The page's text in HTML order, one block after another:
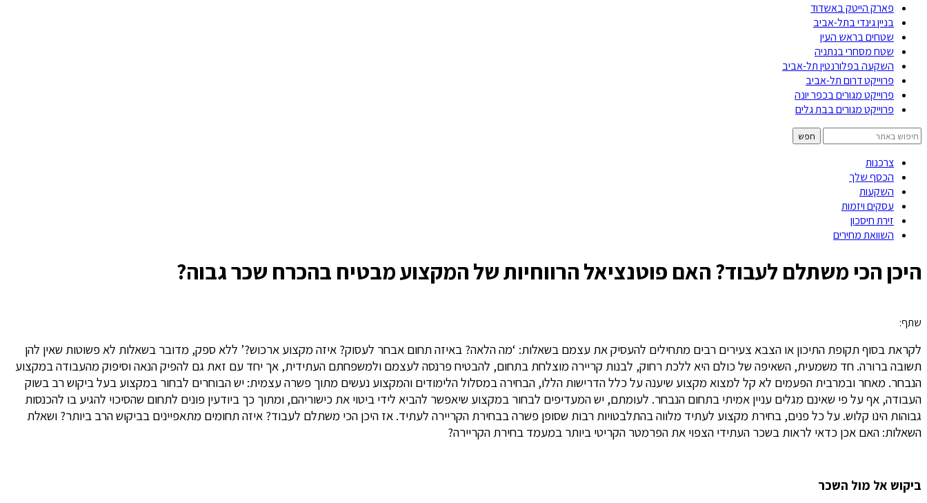
פארק הייטק באשדוד
בניין גינדי בתל-אביב
שטחים בראש העין
שטח מסחרי בנתניה
השקעה בפלורנטין תל-אביב
פרוייקט דרום תל-אביב
פרוייקט מגורים בכפר יונה
פרוייקט מגורים בבת גלים
צרכנות
הכסף שלך
השקעות
עסקים ויזמות
זירת חיסכון
השוואת מחירים
היכן הכי משתלם לעבוד? האם פוטנציאל הרווחיות של המקצוע מבטיח בהכרח שכר גבוה?
שתף:
לקראת בסוף תקופת התיכון או הצבא צעירים רבים מתחילים להעסיק את עצמם בשאלות: ‘מה הלאה? באיזה תחום אבחר לעסוק? איזה מקצוע ארכוש?’ ללא ספק, מדובר בשאלות לא פשוטות שאין להן
תשובה ברורה. חד משמעית, השאיפה של כולם היא ללכת רחוק, לבנות קריירה מוצלחת בתחום, להבטיח פרנסה לעצמם ולמשפחתם העתידית, אך יחד עם זאת גם להפיק הנאה וסיפוק מהעבודה במקצוע
הנבחר. מאחר ובמרבית הפעמים לא קל למצוא מקצוע שיענה על כלל הדרישות הללו, הבחירה במסלול הלימודים והמקצוע נעשים מתוך פשרה עצמית: יש הבוחרים לבחור במקצוע בעל ביקוש רב בשוק
העבודה, אף על פי שאינם מגלים עניין אמיתי בתחום הנבחר. לעומתם, יש המעדיפים לבחור במקצוע שיאפשר להביא לידי ביטוי את כישוריהם, ומתוך כך ביודעין פונים לתחום שהסיכוי להגיע בו להכנסות
גבוהות הינו קלוש. על כל פנים, בחירת מקצוע לעתיד מלווה בהתלבטויות רבות שסופן פשרה בבחירת הקריירה לעתיד. אז היכן הכי משתלם לעבוד? איזה תחומים מתאפיינים בביקוש הרב ביותר? ושאלת
השאלות: האם אכן כדאי לראות בשכר העתידי הצפוי את הפרמטר הקריטי ביותר במעמד בחירת הקריירה?
ביקוש אל מול השכר